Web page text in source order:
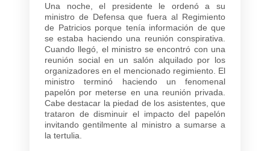
Una noche, el presidente le ordenó a su
ministro de Defensa que fuera al Regimiento
de Patricios porque tenía información de que
se estaba haciendo una reunión conspirativa.
Cuando llegó, el ministro se encontró con una
reunión social en un salón alquilado por los
organizadores en el mencionado regimiento. El
ministro terminó haciendo un fenomenal
papelón por meterse en una reunión privada.
Cabe destacar la piedad de los asistentes, que
trataron de disminuir el impacto del papelón
invitando gentilmente al ministro a sumarse a
la tertulia.